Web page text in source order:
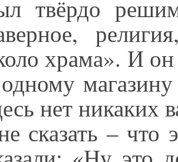
твёрдо
храма». И
нет
сказать – что